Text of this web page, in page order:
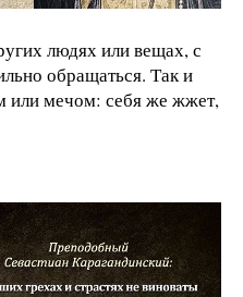
людях или вещах, с
обращаться. Так и
или мечом: себя же жжет,